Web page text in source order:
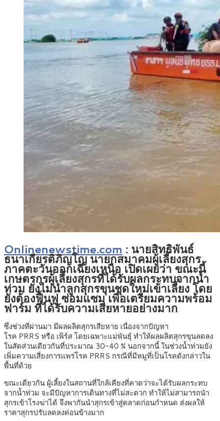
Onlinenewstime.com : นายสิทธิพันธ์
ธนาเกียรติภิญโญ นายกสมาคมผู้เลี้ยงสุกร
ภาคตะวันออกเฉียงเหนือ เปิดเผยว่า ขณะนี้
เกษตรกรผู้เลี้ยงสุกรที่ได้รับผลกระทบจากน้ำ
ท่วม ยังไม่นำลูกสุกรขุนชุดใหม่เข้าเลี้ยง โดย
ยังต้องฟื้นฟู ซ่อมแซม เพื่อเตรียมความพร้อม
ฟาร์ม ที่ได้รับความเสียหายอย่างมาก
ซึ่งช่วงที่ผ่านมา มีผลผลิตสุกรเสียหาย เนื่องจากปัญหา
โรค PRRS หรือ เพิร์ส โดยเฉพาะแม่พันธุ์ ทำให้ผลผลิตสุกรขุนลดลง
ในสัดส่วนเดียวกันที่ประมาณ 30-40 % นอกจากนี้ ในช่วงน้ำท่วมยัง
เพิ่มความเสี่ยงการแพร่โรค PRRS กรณีที่มีหมูที่เป็นโรคดังกล่าวใน
พื้นที่ด้วย
ขณะเดียวกัน ผู้เลี้ยงในสถานที่ใกล้เคียงที่คาดว่าจะได้รับผลกระทบ
จากน้ำท่วม จะมีปัญหาการเดินทางที่ไม่สะดวก ทำให้ไม่สามารถนำ
สุกรเข้าโรงฆ่าได้ จึงพากันนำสุกรเข้าสู่ตลาดก่อนกำหนด ส่งผลให้
ราคาสุกรปรับลดลงค่อนข้างมาก